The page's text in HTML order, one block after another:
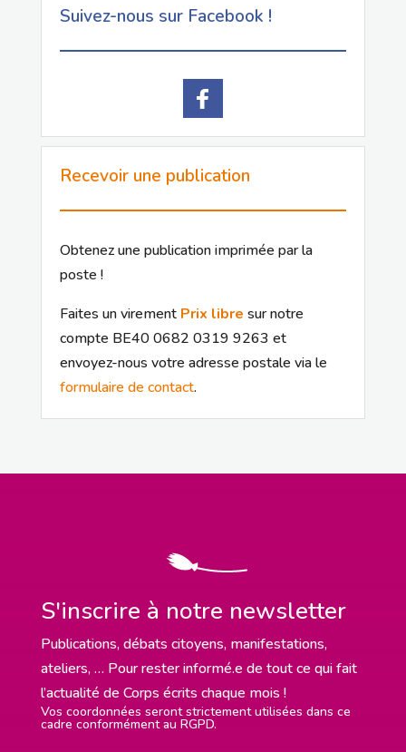
Suivez-nous sur Facebook !
Recevoir une publication
Obtenez une publication imprimée par la
poste !
Faites un virement Prix libre sur notre
compte BE40 0682 0319 9263 et
envoyez-nous votre adresse postale via le
formulaire de contact.
S'inscrire à notre newsletter
Publications, débats citoyens, manifestations,
ateliers, … Pour rester informé.e de tout ce qui fait
l’actualité de Corps écrits chaque mois !
Vos coordonnées seront strictement utilisées dans ce
cadre conformément au RGPD.